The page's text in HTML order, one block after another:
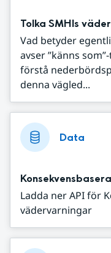
Tolka SMHIs
Vad betyder
avser ”känns
förstå
denna vägled...
Data
Ladda ner API för
vädervarningar